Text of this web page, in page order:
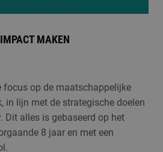
MAKEN
focus op de maatschappelijke
in lijn met de strategische doelen
Dit alles is gebaseerd op het
8 jaar en met een